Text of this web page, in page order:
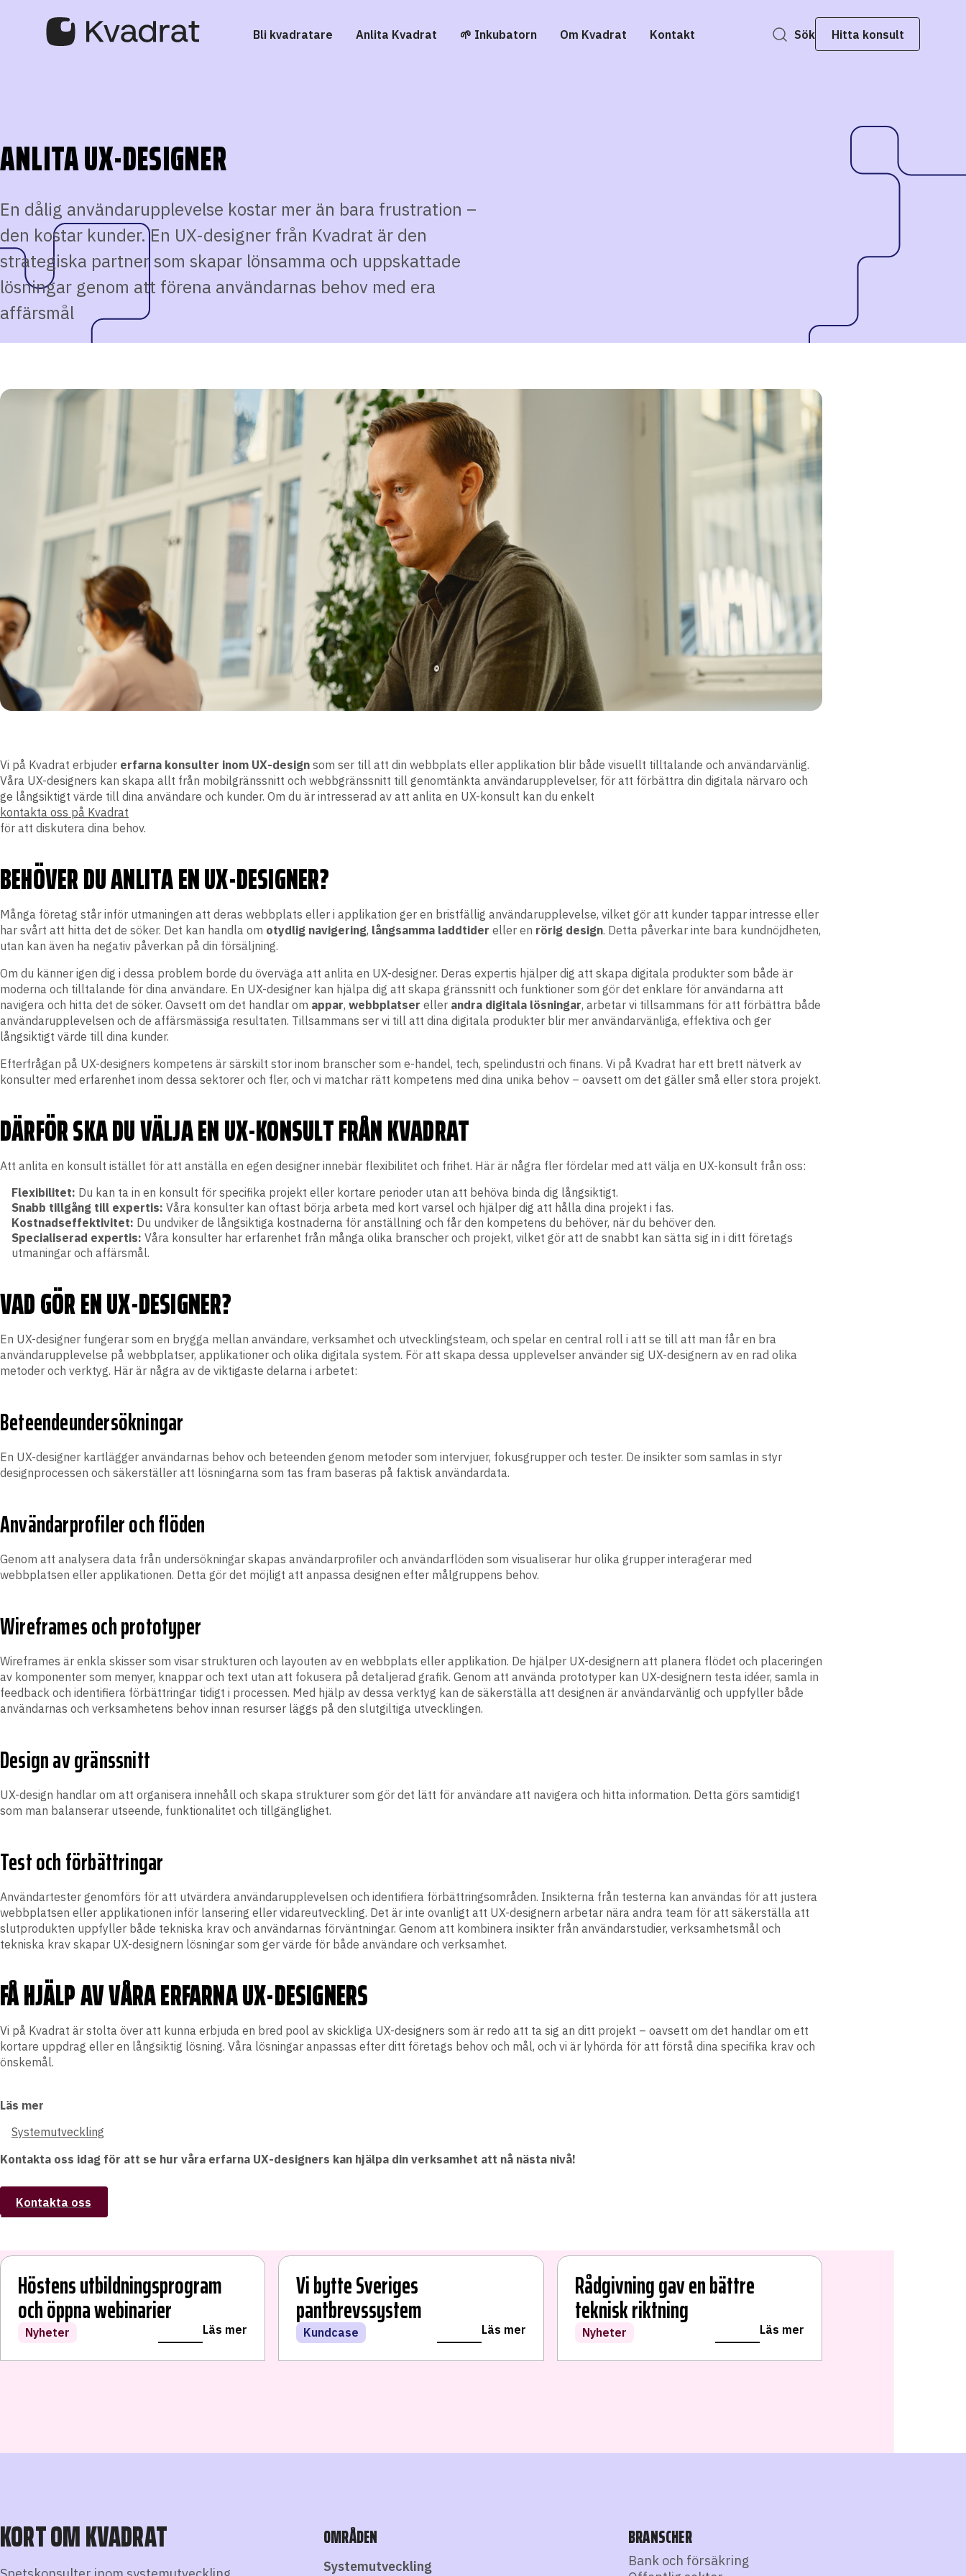
Bli kvadratare Anlita Kvadrat 🌱 Inkubatorn Om Kvadrat Kontakt Sök Hitta konsult
ANLITA UX-DESIGNER
En dålig användarupplevelse kostar mer än bara frustration –
den kostar kunder. En UX-designer från Kvadrat är den
strategiska partner som skapar lönsamma och uppskattade
lösningar genom att förena användarnas behov med era
affärsmål
Vi på Kvadrat erbjuder erfarna konsulter inom UX-design som ser till att din webbplats eller applikation blir både visuellt tilltalande och användarvänlig.
Våra UX-designers kan skapa allt från mobilgränssnitt och webbgränssnitt till genomtänkta användarupplevelser, för att förbättra din digitala närvaro och
ge långsiktigt värde till dina användare och kunder. Om du är intresserad av att anlita en UX-konsult kan du enkelt
kontakta oss på Kvadrat
för att diskutera dina behov.
BEHÖVER DU ANLITA EN UX-DESIGNER?
Många företag står inför utmaningen att deras webbplats eller i applikation ger en bristfällig användarupplevelse, vilket gör att kunder tappar intresse eller
har svårt att hitta det de söker. Det kan handla om otydlig navigering, långsamma laddtider eller en rörig design. Detta påverkar inte bara kundnöjdheten,
utan kan även ha negativ påverkan på din försäljning.
Om du känner igen dig i dessa problem borde du överväga att anlita en UX-designer. Deras expertis hjälper dig att skapa digitala produkter som både är
moderna och tilltalande för dina användare. En UX-designer kan hjälpa dig att skapa gränssnitt och funktioner som gör det enklare för användarna att
navigera och hitta det de söker. Oavsett om det handlar om appar, webbplatser eller andra digitala lösningar, arbetar vi tillsammans för att förbättra både
användarupplevelsen och de affärsmässiga resultaten. Tillsammans ser vi till att dina digitala produkter blir mer användarvänliga, effektiva och ger
långsiktigt värde till dina kunder.
Efterfrågan på UX-designers kompetens är särskilt stor inom branscher som e-handel, tech, spelindustri och finans. Vi på Kvadrat har ett brett nätverk av
konsulter med erfarenhet inom dessa sektorer och fler, och vi matchar rätt kompetens med dina unika behov – oavsett om det gäller små eller stora projekt.
DÄRFÖR SKA DU VÄLJA EN UX-KONSULT FRÅN KVADRAT
Att anlita en konsult istället för att anställa en egen designer innebär flexibilitet och frihet. Här är några fler fördelar med att välja en UX-konsult från oss:
Flexibilitet: Du kan ta in en konsult för specifika projekt eller kortare perioder utan att behöva binda dig långsiktigt.
Snabb tillgång till expertis: Våra konsulter kan oftast börja arbeta med kort varsel och hjälper dig att hålla dina projekt i fas.
Kostnadseffektivitet: Du undviker de långsiktiga kostnaderna för anställning och får den kompetens du behöver, när du behöver den.
Specialiserad expertis: Våra konsulter har erfarenhet från många olika branscher och projekt, vilket gör att de snabbt kan sätta sig in i ditt företags
utmaningar och affärsmål.
VAD GÖR EN UX-DESIGNER?
En UX-designer fungerar som en brygga mellan användare, verksamhet och utvecklingsteam, och spelar en central roll i att se till att man får en bra
användarupplevelse på webbplatser, applikationer och olika digitala system. För att skapa dessa upplevelser använder sig UX-designern av en rad olika
metoder och verktyg. Här är några av de viktigaste delarna i arbetet:
Beteendeundersökningar
En UX-designer kartlägger användarnas behov och beteenden genom metoder som intervjuer, fokusgrupper och tester. De insikter som samlas in styr
designprocessen och säkerställer att lösningarna som tas fram baseras på faktisk användardata.
Användarprofiler och flöden
Genom att analysera data från undersökningar skapas användarprofiler och användarflöden som visualiserar hur olika grupper interagerar med
webbplatsen eller applikationen. Detta gör det möjligt att anpassa designen efter målgruppens behov.
Wireframes och prototyper
Wireframes är enkla skisser som visar strukturen och layouten av en webbplats eller applikation. De hjälper UX-designern att planera flödet och placeringen
av komponenter som menyer, knappar och text utan att fokusera på detaljerad grafik. Genom att använda prototyper kan UX-designern testa idéer, samla in
feedback och identifiera förbättringar tidigt i processen. Med hjälp av dessa verktyg kan de säkerställa att designen är användarvänlig och uppfyller både
användarnas och verksamhetens behov innan resurser läggs på den slutgiltiga utvecklingen.
Design av gränssnitt
UX-design handlar om att organisera innehåll och skapa strukturer som gör det lätt för användare att navigera och hitta information. Detta görs samtidigt
som man balanserar utseende, funktionalitet och tillgänglighet.
Test och förbättringar
Användartester genomförs för att utvärdera användarupplevelsen och identifiera förbättringsområden. Insikterna från testerna kan användas för att justera
webbplatsen eller applikationen inför lansering eller vidareutveckling. Det är inte ovanligt att UX-designern arbetar nära andra team för att säkerställa att
slutprodukten uppfyller både tekniska krav och användarnas förväntningar. Genom att kombinera insikter från användarstudier, verksamhetsmål och
tekniska krav skapar UX-designern lösningar som ger värde för både användare och verksamhet.
FÅ HJÄLP AV VÅRA ERFARNA UX-DESIGNERS
Vi på Kvadrat är stolta över att kunna erbjuda en bred pool av skickliga UX-designers som är redo att ta sig an ditt projekt – oavsett om det handlar om ett
kortare uppdrag eller en långsiktig lösning. Våra lösningar anpassas efter ditt företags behov och mål, och vi är lyhörda för att förstå dina specifika krav och
önskemål.
Läs mer
Systemutveckling
Kontakta oss idag för att se hur våra erfarna UX-designers kan hjälpa din verksamhet att nå nästa nivå!
Kontakta oss
LÄS VIDARE
Höstens utbildningsprogram
och öppna webinarier
Nyheter Läs mer
Vi bytte Sveriges
pantbrevssystem
Kundcase Läs mer
Rådgivning gav en bättre
teknisk riktning
Nyheter Läs mer
KORT OM KVADRAT OMRÅDEN
Systemutveckling
BRANSCHER
Bank och försäkring